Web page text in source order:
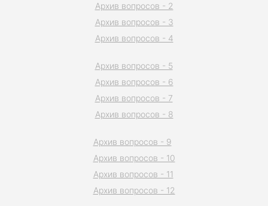
Архив вопросов - 2
Архив вопросов - 3
Архив вопросов - 4
Архив вопросов - 5
Архив вопросов - 6
Архив вопросов - 7
Архив вопросов - 8
Архив вопросов - 9
Архив вопросов - 10
Архив вопросов - 11
Архив вопросов - 12